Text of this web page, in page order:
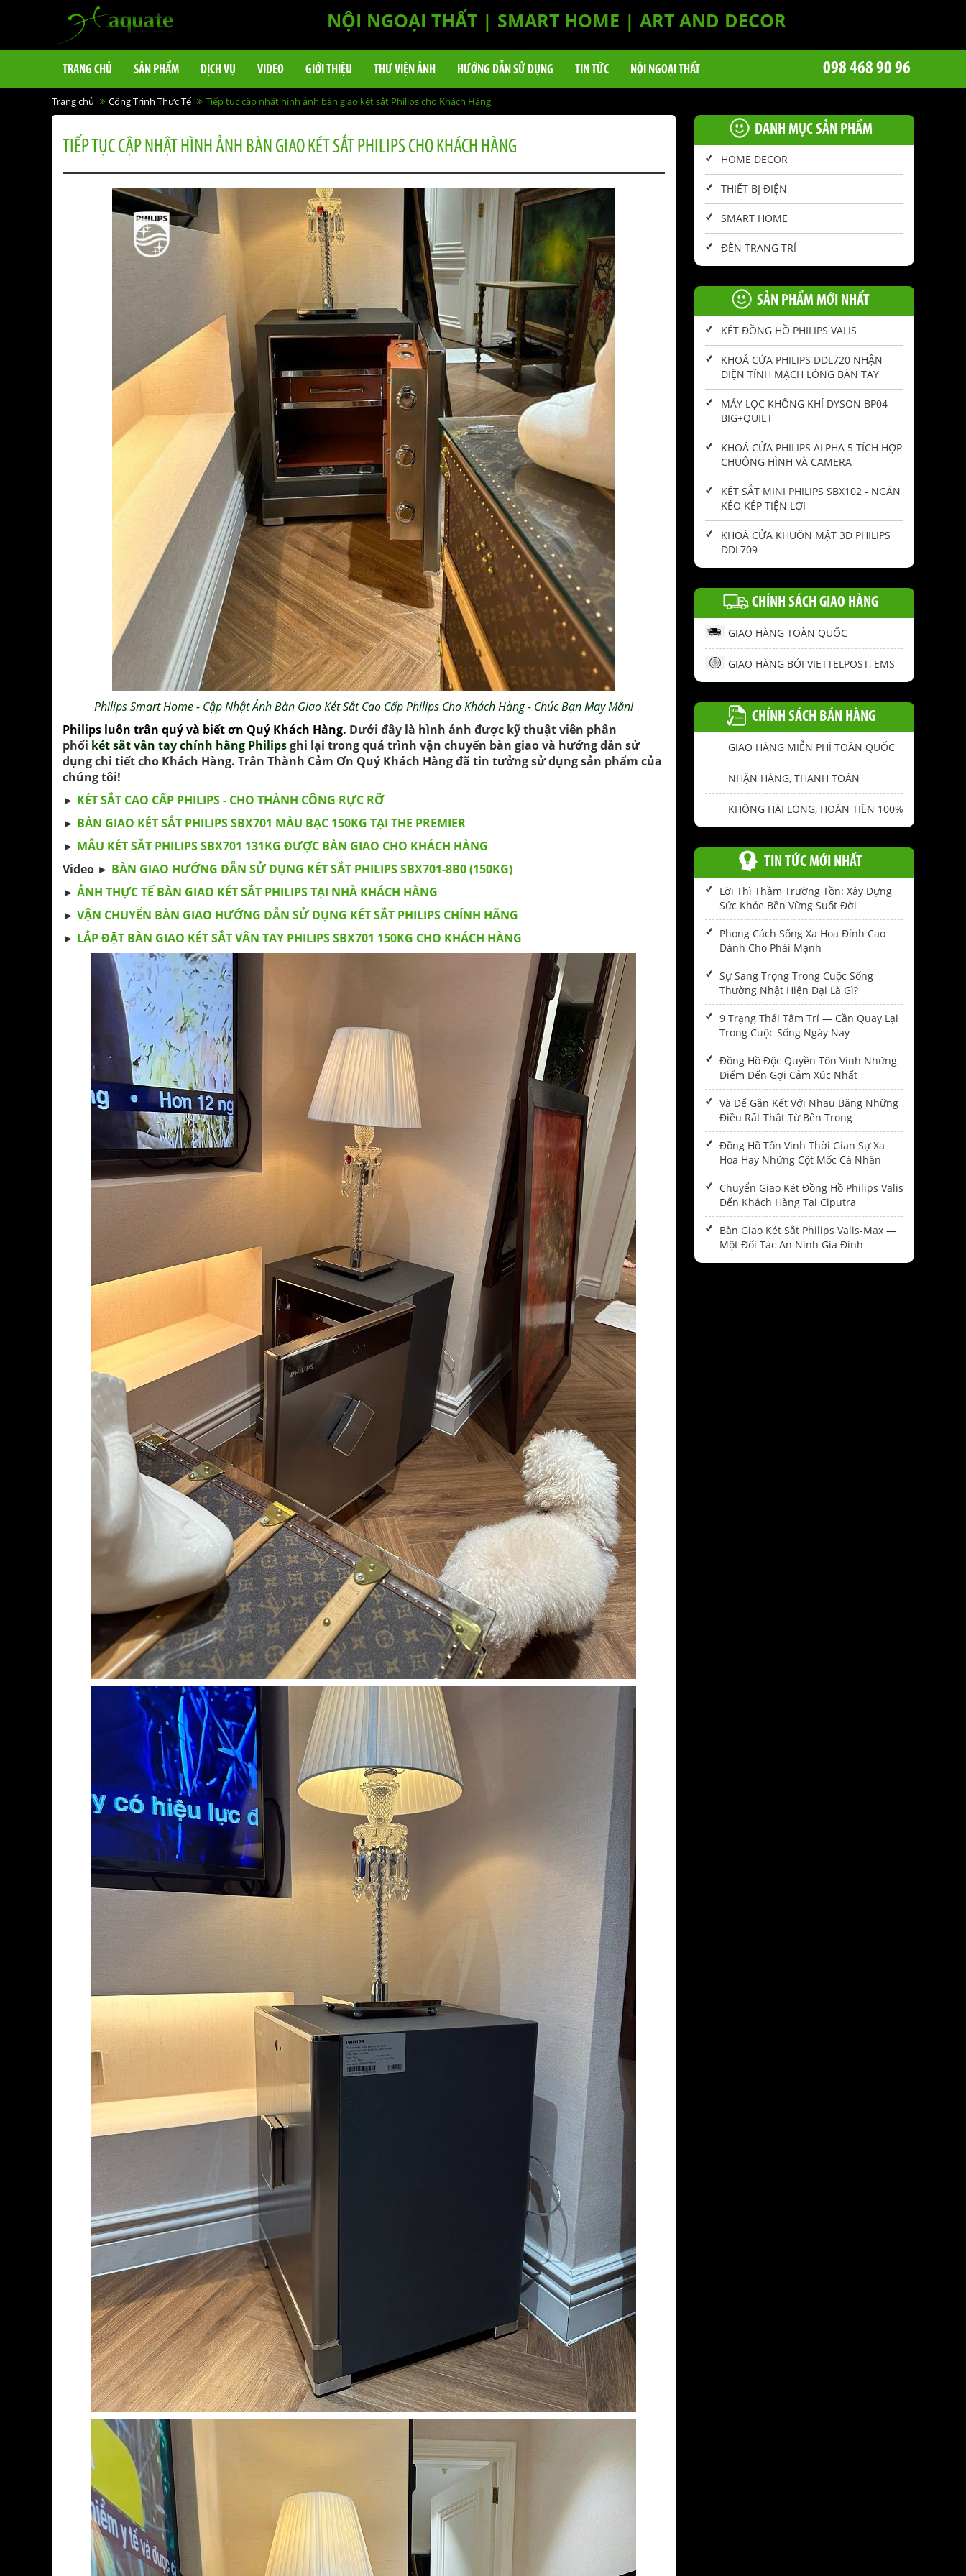
NỘI NGOẠI THẤT | SMART HOME | ART AND DECOR
TRANG CHỦ SẢN PHẨM DỊCH VỤ VIDEO GIỚI THIỆU THƯ VIỆN ẢNH HƯỚNG DẪN SỬ DỤNG TIN TỨC NỘI NGOẠI THẤT 098 468 90 96
Trang chủ Công Trình Thực Tế Tiếp tục cập nhật hình ảnh bàn giao két sắt Philips cho Khách Hàng
TIẾP TỤC CẬP NHẬT HÌNH ẢNH BÀN GIAO KÉT SẮT PHILIPS CHO KHÁCH HÀNG
Philips Smart Home- Cập Nhật Ảnh Bàn Giao Két Sắt Cao Cấp Philips Cho Khách Hàng- Chúc Bạn May Mắn!
Philips luôn trân quý và biết ơn Quý Khách Hàng. Dưới đây là hình ảnh được kỹ thuật viên phân
phối két sắt vân tay chính hãng Philipsghi lại trong quá trình vận chuyển bàn giao và hướng dẫn sử
dụng chi tiết cho Khách Hàng. Trân Thành Cảm Ơn Quý Khách Hàng đã tin tưởng sử dụng sản phẩm của
chúng tôi!
► KÉT SẮT CAO CẤP PHILIPS - CHO THÀNH CÔNG RỰC RỠ
► BÀN GIAO KÉT SẮT PHILIPS SBX701 MÀU BẠC 150KG TẠI THE PREMIER
► MẪU KÉT SẮT PHILIPS SBX701 131KG ĐƯỢC BÀN GIAO CHO KHÁCH HÀNG
Video ► BÀN GIAO HƯỚNG DẪN SỬ DỤNG KÉT SẮT PHILIPS SBX701-8B0 (150KG)
► ẢNH THỰC TẾ BÀN GIAO KÉT SẮT PHILIPS TẠI NHÀ KHÁCH HÀNG
► VẬN CHUYỂN BÀN GIAO HƯỚNG DẪN SỬ DỤNG KÉT SẮT PHILIPS CHÍNH HÃNG
► LẮP ĐẶT BÀN GIAO KÉT SẮT VÂN TAY PHILIPS SBX701 150KG CHO KHÁCH HÀNG
DANH MỤC SẢN PHẨM
HOME DECOR
THIẾT BỊ ĐIỆN
SMART HOME
ĐÈN TRANG TRÍ
SẢN PHẨM MỚI NHẤT
KÉT ĐỒNG HỒ PHILIPS VALIS
KHOÁ CỬA PHILIPS DDL720 NHẬN
DIỆN TĨNH MẠCH LÒNG BÀN TAY
MÁY LỌC KHÔNG KHÍ DYSON BP04
BIG+QUIET
KHOÁ CỬA PHILIPS ALPHA 5 TÍCH HỢP
CHUÔNG HÌNH VÀ CAMERA
KÉT SẮT MINI PHILIPS SBX102 - NGĂN
KÉO KÉP TIỆN LỢI
KHOÁ CỬA KHUÔN MẶT 3D PHILIPS
DDL709
CHÍNH SÁCH GIAO HÀNG
GIAO HÀNG TOÀN QUỐC
GIAO HÀNG BỞI VIETTELPOST, EMS
CHÍNH SÁCH BÁN HÀNG
GIAO HÀNG MIỄN PHÍ TOÀN QUỐC
NHẬN HÀNG, THANH TOÁN
KHÔNG HÀI LÒNG, HOÀN TIỀN 100%
TIN TỨC MỚI NHẤT
Lời Thì Thầm Trường Tồn: Xây Dựng
Sức Khỏe Bền Vững Suốt Đời
Phong Cách Sống Xa Hoa Đỉnh Cao
Dành Cho Phái Mạnh
Sự Sang Trọng Trong Cuộc Sống
Thường Nhật Hiện Đại Là Gì?
9 Trạng Thái Tâm Trí — Cần Quay Lại
Trong Cuộc Sống Ngày Nay
Đồng Hồ Độc Quyền Tôn Vinh Những
Điểm Đến Gợi Cảm Xúc Nhất
Và Để Gắn Kết Với Nhau Bằng Những
Điều Rất Thật Từ Bên Trong
Đồng Hồ Tôn Vinh Thời Gian Sự Xa
Hoa Hay Những Cột Mốc Cá Nhân
Chuyển Giao Két Đồng Hồ Philips Valis
Đến Khách Hàng Tại Ciputra
Bàn Giao Két Sắt Philips Valis-Max —
Một Đối Tác An Ninh Gia Đình